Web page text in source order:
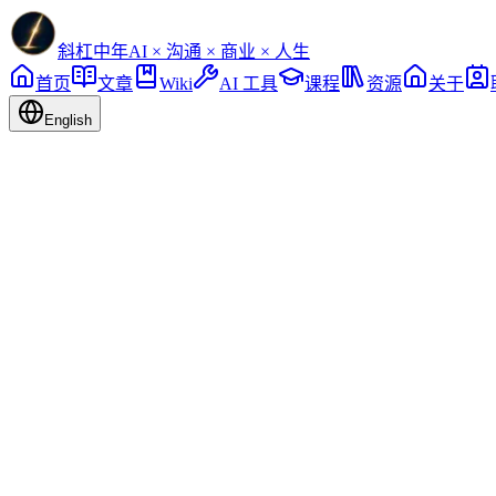
斜杠中年AI × 沟通 × 商业 × 人生
首页
文章 Wiki AI 工具 课程 资源 关于
English